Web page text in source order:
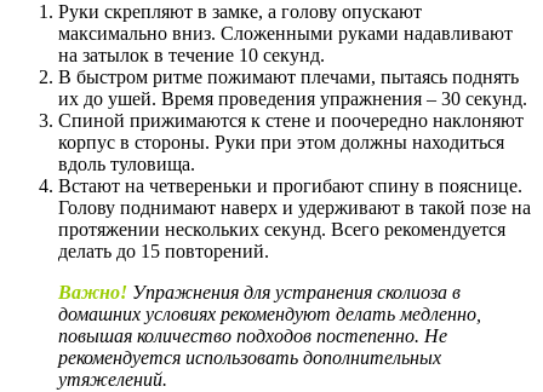
Руки скрепляют в замке, а голову опускают
максимально вниз. Сложенными руками надавливают
на затылок в течение 10 секунд.
В быстром ритме пожимают плечами, пытаясь поднять
их до ушей. Время проведения упражнения – 30 секунд.
Спиной прижимаются к стене и поочередно наклоняют
корпус в стороны. Руки при этом должны находиться
вдоль туловища.
Встают на четвереньки и прогибают спину в пояснице.
Голову поднимают наверх и удерживают в такой позе на
протяжении нескольких секунд. Всего рекомендуется
делать до 15 повторений.
Важно! Упражнения для устранения сколиоза в
домашних условиях рекомендуют делать медленно,
повышая количество подходов постепенно. Не
рекомендуется использовать дополнительных
утяжелений.